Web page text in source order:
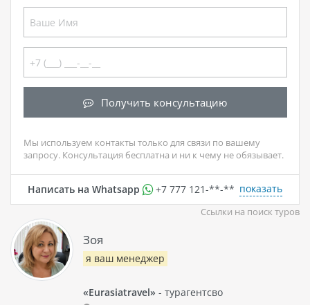
Получить консультацию
Мы используем контакты только для связи по вашему
запросу. Консультация бесплатна и ни к чему не обязывает.
Написать на Whatsapp +7 777 121-**-** показать
Ссылки на поиск туров
Зоя
я ваш менеджер
«Eurasiatravel» - турагентсво